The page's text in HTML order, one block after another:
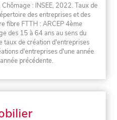
: INSEE, 2022. Taux de
des entreprises et des
fibre FTTH : ARCEP 4ème
des 15 à 64 ans au sens du
taux de création d'entreprises
d'entreprises d'une année
précédente.